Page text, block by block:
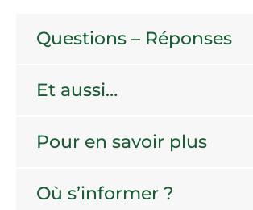
Questions – Réponses
Et aussi…
Pour en savoir plus
Où s’informer ?